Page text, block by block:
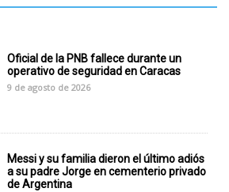
Oficial de la PNB fallece durante un
operativo de seguridad en Caracas
9 de agosto de 2026
Messi y su familia dieron el último adiós
a su padre Jorge en cementerio privado
de Argentina